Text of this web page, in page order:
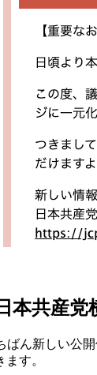
本共産党
ばん新しい公
す。